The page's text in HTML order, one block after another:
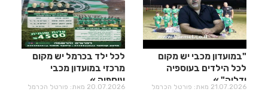
"במועדון מכבי יש מקום
לכל הילדים בעוספיה
ודליה"
21.07.2026 מאת: פורטל הכרמל
לכל ילד בכרמל יש מקום
מרכזי במועדון מכבי
עוספיה
20.07.2026 מאת: פורטל הכרמל